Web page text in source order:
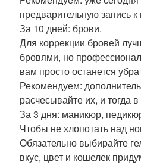
предварительную запись
За 10 дней: брови.
Для коррекции бровей
бровями, но
вам просто останется
Рекомендуем:
расчесывайте их, и
За 3 дня: маникюр,
Чтобы не хлопотать над
Обязательно выбирайте
вкус, цвет и кошелек